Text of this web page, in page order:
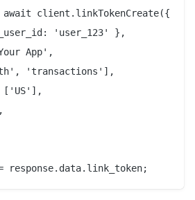
await client.linkTokenCreate({
'user_123' },
App',
'transactions'],